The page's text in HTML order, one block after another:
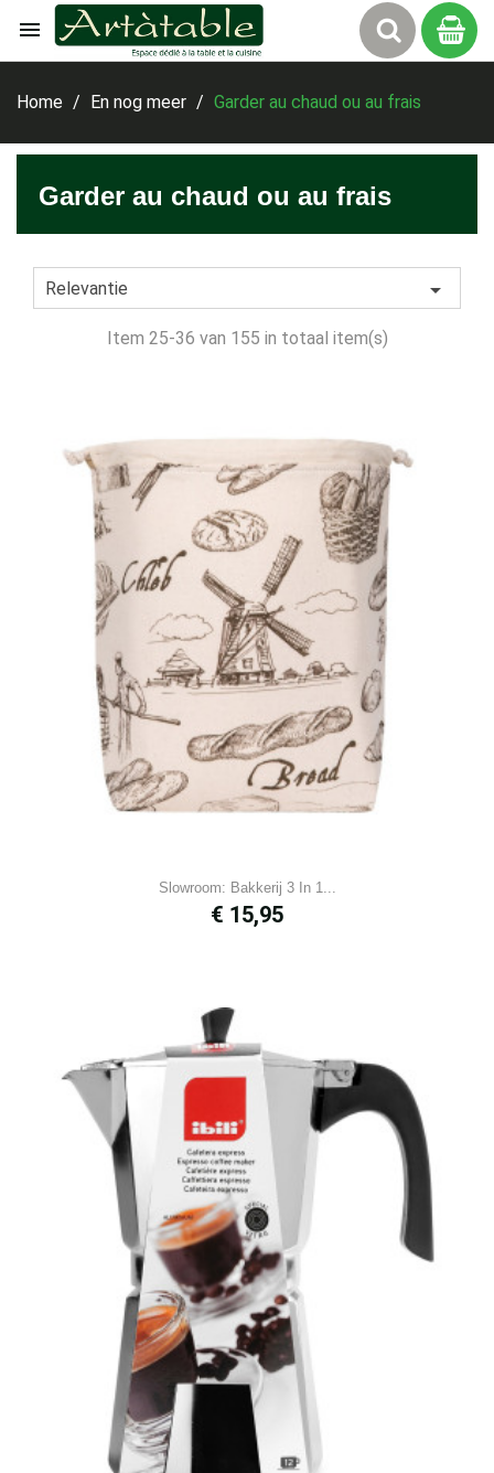

Home
En nog meer Garder au chaud ou au frais
Garder au chaud ou au frais
Relevantie 
Item 25-36 van 155 in totaal item(s)
Slowroom: Bakkerij 3 In 1...
Prijs
€ 15,95